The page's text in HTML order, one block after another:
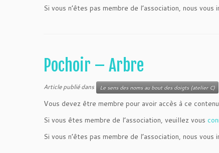
Si vous n’êtes pas membre de l’association, nous
Pochoir – Arbre
Article publié dans Le sens des noms au bout des doigts (atelier C)
Vous devez être membre pour avoir accès à ce
Si vous êtes membre de l’association, veuillez vous
Si vous n’êtes pas membre de l’association, nous